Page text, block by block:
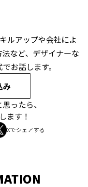
ルアップや会社によ
など、デザイナーな
お話します。
み
ったら、
ます！
Xでシェアする